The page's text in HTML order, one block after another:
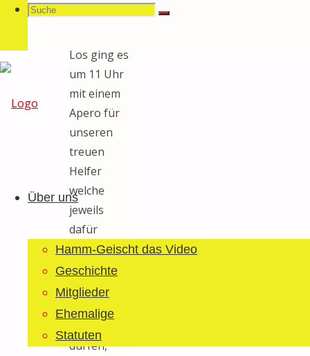
Suche
Suchen
Suche
Guggemusig
Lömpe
Schönegrond
springenÜber uns
Hamm-Geischt das Video
Geschichte
Mitglieder
Ehemalige
Statuten
Zelt-Fescht
Los ging es
um 11 Uhr
mit einem
Apero für
unseren
treuen
Helfer
welche
jeweils
dafür
sorgen dass
wir immer
massgeschneiderte
Kostüme
dürfen,